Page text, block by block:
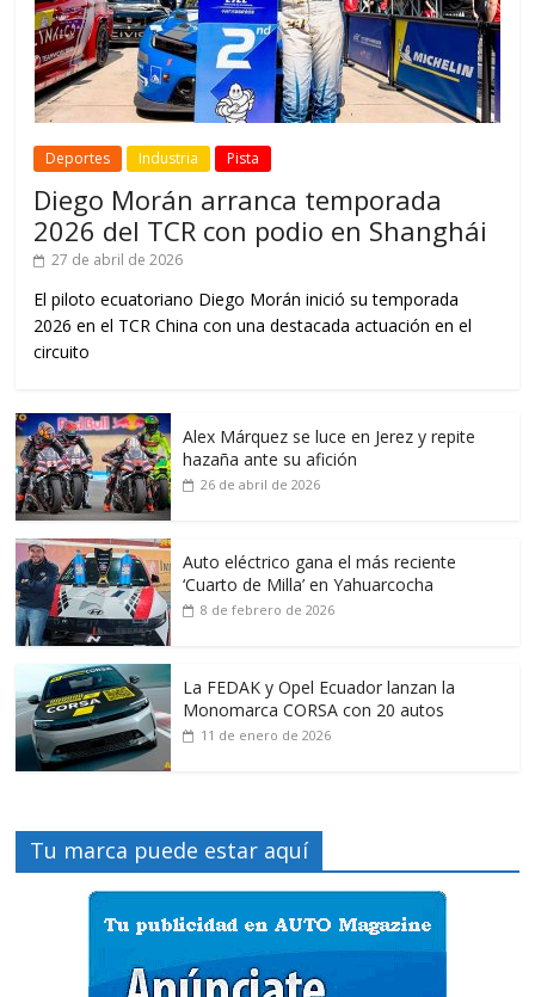
Deportes Industria Pista
Diego Morán arranca temporada
2026 del TCR con podio en Shanghái
27 de abril de 2026
El piloto ecuatoriano Diego Morán inició su temporada
2026 en el TCR China con una destacada actuación en el
circuito
Alex Márquez se luce en Jerez y repite
hazaña ante su afición
26 de abril de 2026
Auto eléctrico gana el más reciente
‘Cuarto de Milla’ en Yahuarcocha
8 de febrero de 2026
La FEDAK y Opel Ecuador lanzan la
Monomarca CORSA con 20 autos
11 de enero de 2026
Tu marca puede estar aquí